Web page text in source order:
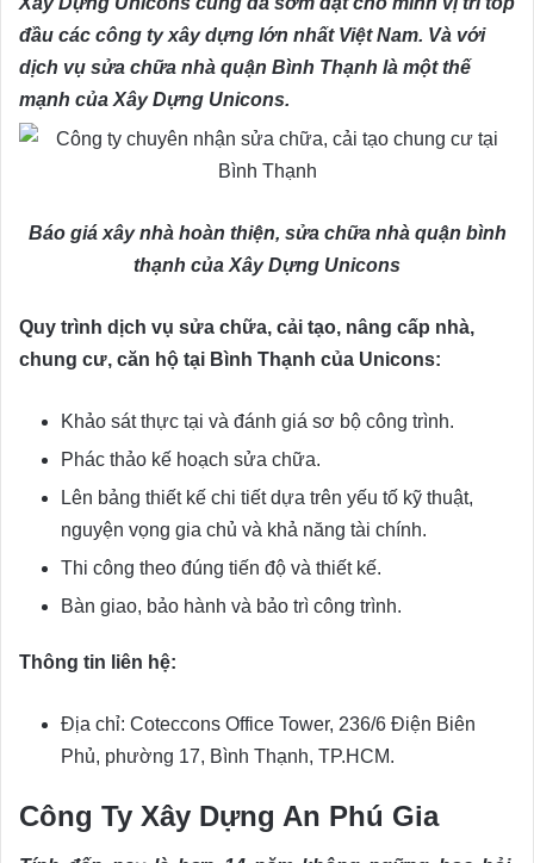
đầu các công ty xây dựng lớn nhất Việt Nam. Và với
dịch vụ sửa chữa nhà quận Bình Thạnh là một thế
mạnh của Xây Dựng Unicons.
Báo giá xây nhà hoàn thiện, sửa chữa nhà quận bình
thạnh của Xây Dựng Unicons
Quy trình dịch vụ sửa chữa, cải tạo, nâng cấp nhà,
chung cư, căn hộ tại Bình Thạnh của Unicons:
Khảo sát thực tại và đánh giá sơ bộ công trình.
Phác thảo kế hoạch sửa chữa.
Lên bảng thiết kế chi tiết dựa trên yếu tố kỹ thuật,
nguyện vọng gia chủ và khả năng tài chính.
Thi công theo đúng tiến độ và thiết kế.
Bàn giao, bảo hành và bảo trì công trình.
Thông tin liên hệ:
Địa chỉ: Coteccons Office Tower, 236/6 Điện Biên
Phủ, phường 17, Bình Thạnh, TP.HCM.
Công Ty Xây Dựng An Phú Gia